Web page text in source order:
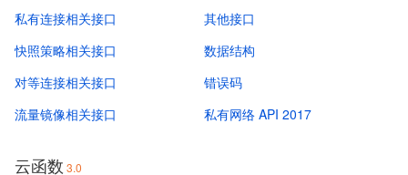
私有连接相关接口
快照策略相关接口
对等连接相关接口
流量镜像相关接口
其他接口
数据结构
错误码
私有网络 API 2017
云函数 3.0